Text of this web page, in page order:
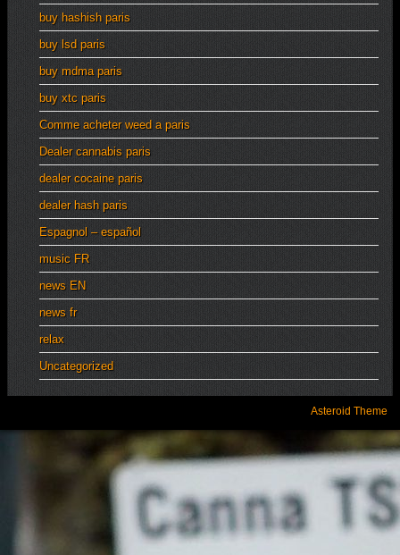
buy hashish paris
buy lsd paris
buy mdma paris
buy xtc paris
Comme acheter weed a paris
Dealer cannabis paris
dealer cocaine paris
dealer hash paris
Espagnol – español
music FR
news EN
news fr
relax
Uncategorized
Asteroid Theme